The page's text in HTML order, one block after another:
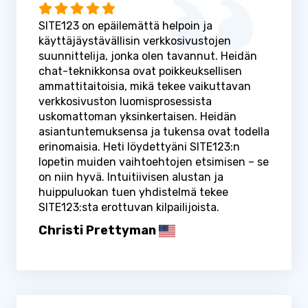
SITE123 on epäilemättä helpoin ja
käyttäjäystävällisin verkkosivustojen
suunnittelija, jonka olen tavannut. Heidän
chat-teknikkonsa ovat poikkeuksellisen
ammattitaitoisia, mikä tekee vaikuttavan
verkkosivuston luomisprosessista
uskomattoman yksinkertaisen. Heidän
asiantuntemuksensa ja tukensa ovat todella
erinomaisia. Heti löydettyäni SITE123:n
lopetin muiden vaihtoehtojen etsimisen – se
on niin hyvä. Intuitiivisen alustan ja
huippuluokan tuen yhdistelmä tekee
SITE123:sta erottuvan kilpailijoista.
Christi Prettyman